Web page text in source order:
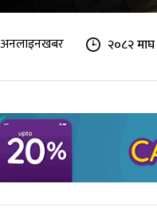
अनलाइनखबर २०८२